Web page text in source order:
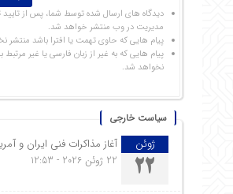
دیدگاه های ارسال شده توسط شما، پس از
مدیریت در وب منتشر خواهد شد.
پیام هایی که حاوی تهمت یا افترا باشد منتشر
پیام هایی که به غیر از زبان فارسی یا غیر مرتبط
نخواهد شد.
سیاست خارجی
ژوئن
22
آغاز مذاکرات فنی ایران و
22 ژوئن 2026 - 12:53